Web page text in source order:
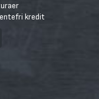
kredit